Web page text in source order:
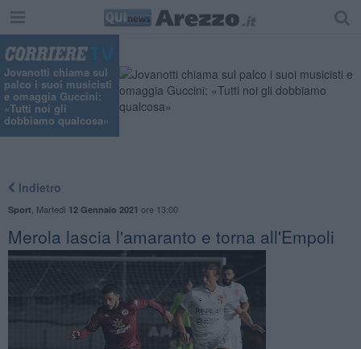
Jovanotti chiama sul
palco i suoi musicisti
e omaggia Guccini:
«Tutti noi gli
dobbiamo qualcosa»
Indietro
Sport Martedì 12 Gennaio 2021 ore 13:00
Merola lascia l'amaranto e torna all'Empoli